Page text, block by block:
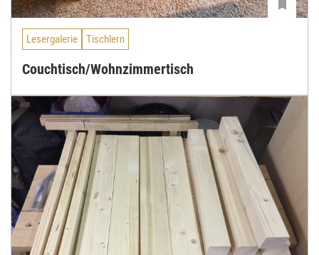
Lesergalerie Tischlern
Couchtisch/Wohnzimmertisch